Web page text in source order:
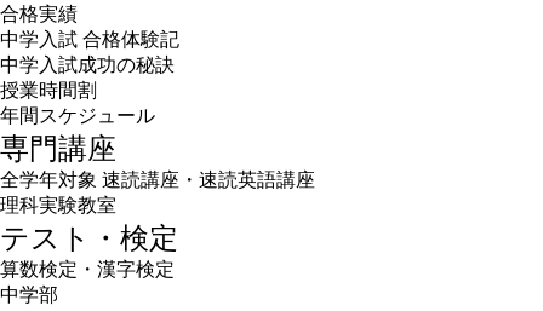
合格実績
中学入試 合格体験記
中学入試成功の秘訣
授業時間割
年間スケジュール
専門講座
全学年対象 速読講座・速読英語講座
理科実験教室
テスト・検定
算数検定・漢字検定
中学部